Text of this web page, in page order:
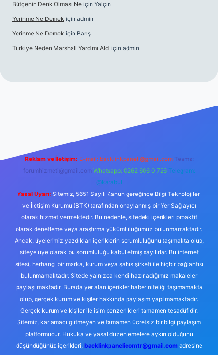
Bütçenin Denk Olması Ne için Yalçın
Yerinme Ne Demek için admin
Yerinme Ne Demek için Barış
Türkiye Neden Marshall Yardımı Aldı için admin
Reklam ve İletişim: E-mail: backlinkpaneli@gmail.com Teams:
forumhizmeti@gmail.com Whatsapp: 0262 606 0 726 Telegram:
@karabul
Yasal Uyarı: Sitemiz, 5651 Sayılı Kanun gereğince Bilgi Teknolojileri
ve İletişim Kurumu (BTK) tarafından onaylanmış bir Yer Sağlayıcı
olarak hizmet vermektedir. Bu nedenle, sitedeki içerikleri proaktif
olarak denetleme veya araştırma yükümlülüğümüz bulunmamaktadır.
Ancak, üyelerimiz yazdıkları içeriklerin sorumluluğunu taşımakta olup,
siteye üye olarak bu sorumluluğu kabul etmiş sayılırlar. Bu internet
sitesi, herhangi bir marka, kurum veya şahıs şirketi ile hiçbir bağlantısı
bulunmamaktadır. Sitede yalnızca kendi hazırladığımız makaleler
paylaşılmaktadır. Burada yer alan içerikler haber niteliği taşımamakta
olup, gerçek kurum ve kişiler hakkında paylaşım yapılmamaktadır.
Gerçek kurum ve kişiler ile isim benzerlikleri tamamen tesadüfidir.
Sitemiz, kar amacı gütmeyen ve tamamen ücretsiz bir bilgi paylaşım
platformudur. Hukuka ve yasal düzenlemelere aykırı olduğunu
düşündüğünüz içerikleri, backlinkpanelicomtr@gmail.comadresine